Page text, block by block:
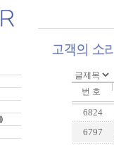
번 호
6824
6797